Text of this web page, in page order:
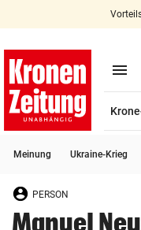
account_circle Anmelden
bookmark Merkliste
menu
Meinung Ukraine-Krieg
PERSON
Manuel